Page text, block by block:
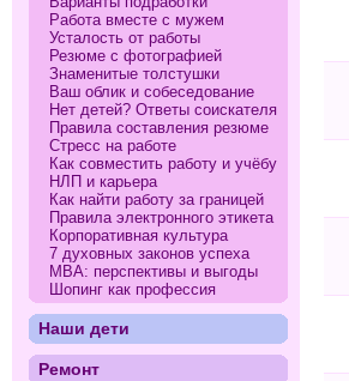
Работа вместе с мужем
Усталость от работы
Резюме с фотографией
Знаменитые толстушки
Ваш облик и собеседование
Нет детей? Ответы соискателя
Правила составления резюме
Стресс на работе
Как совместить работу и учёбу
НЛП и карьера
Как найти работу за границей
Правила электронного этикета
Корпоративная культура
7 духовных законов успеха
МВА: перспективы и выгоды
Шопинг как профессия
Наши дети
Ремонт